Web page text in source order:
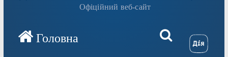
Офіційний веб-сайт